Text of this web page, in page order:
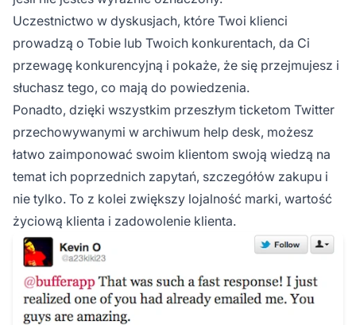
Uczestnictwo w dyskusjach, które Twoi klienci
prowadzą o Tobie lub Twoich konkurentach, da Ci
przewagę konkurencyjną i pokaże, że się przejmujesz i
słuchasz tego, co mają do powiedzenia.
Ponadto, dzięki wszystkim przeszłym ticketom Twitter
przechowywanymi w archiwum help desk, możesz
łatwo zaimponować swoim klientom swoją wiedzą na
temat ich poprzednich zapytań, szczegółów zakupu i
nie tylko. To z kolei zwiększy lojalność marki, wartość
życiową klienta i zadowolenie klienta.